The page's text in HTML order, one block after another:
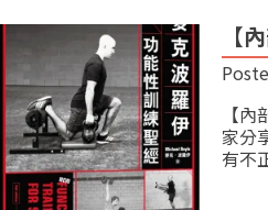
【
【
家分
有不